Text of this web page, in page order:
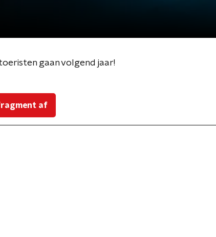
gaan volgend jaar!
af